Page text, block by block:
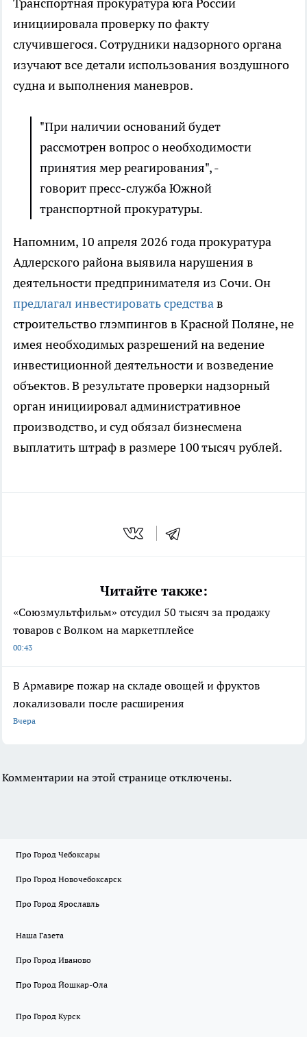
Транспортная прокуратура юга России
инициировала проверку по факту
случившегося. Сотрудники надзорного органа
изучают все детали использования воздушного
судна и выполнения маневров.
"При наличии оснований будет
рассмотрен вопрос о необходимости
принятия мер реагирования", -
говорит пресс-служба Южной
транспортной прокуратуры.
Напомним, 10 апреля 2026 года прокуратура
Адлерского района выявила нарушения в
деятельности предпринимателя из Сочи. Он
предлагал инвестировать средствав
строительство глэмпингов в Красной Поляне, не
имея необходимых разрешений на ведение
инвестиционной деятельности и возведение
объектов. В результате проверки надзорный
орган инициировал административное
производство, и суд обязал бизнесмена
выплатить штраф в размере 100 тысяч рублей.
Читайте также:
«Союзмультфильм» отсудил 50 тысяч за продажу
товаров с Волком на маркетплейсе
00:43
В Армавире пожар на складе овощей и фруктов
локализовали после расширения
Вчера
Комментарии на этой странице отключены.
Про Город Чебоксары
Про Город Новочебоксарск
Про Город Ярославль
Наша Газета
Про Город Иваново
Про Город Йошкар-Ола
Про Город Курск